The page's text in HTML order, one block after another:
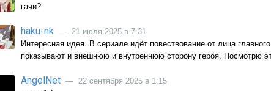
гачи?
haku-nk — 21 июля 2025 в 7:31
Интересная идея. В сериале идёт повествование от лица
показывают и внешнюю и внутреннюю сторону героя. Посмотрю
AngelNet — 22 сентября 2025 в 1:15